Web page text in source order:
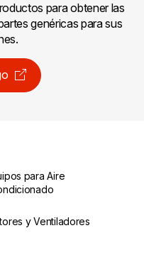
para obtener las
genéricas para sus
para Aire
y Ventiladores